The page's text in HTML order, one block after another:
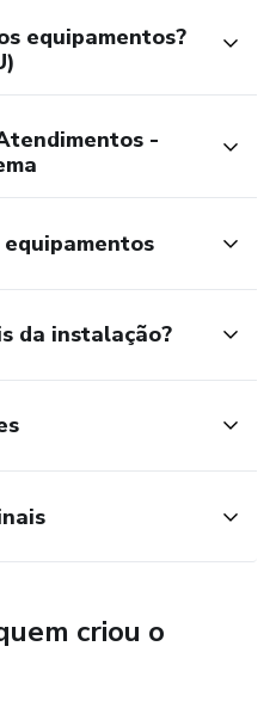
equipamentos?
-
da instalação?
criou o